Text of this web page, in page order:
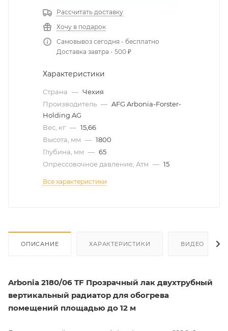
Рассчитать доставку
Хочу в подарок
Самовывоз сегодня - бесплатно
Доставка завтра - 500 ₽
Характеристики
Страна — Чехия
Производитель — AFG Arbonia-Forster-
Holding AG
Вес, кг — 15,66
Высота, мм — 1800
Глубина, мм — 65
Опрессовочное давление, Атм — 15
Все характеристики
ОПИСАНИЕ ХАРАКТЕРИСТИКИ ВИДЕО
Arbonia 2180/06 TF Прозрачный лак двухтрубный
вертикальный радиатор для обогрева
помещений площадью до 12 м